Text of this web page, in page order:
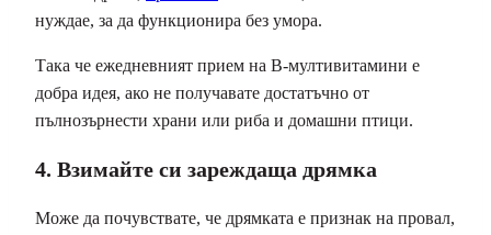
нуждае, за да функционира без умора.
Така че ежедневният прием на B-мултивитамини е
добра идея, ако не получавате достатъчно от
пълнозърнести храни или риба и домашни птици.
4. Взимайте си зареждаща дрямка
Може да почувствате, че дрямката е признак на провал,